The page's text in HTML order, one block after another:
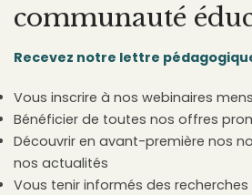
communauté
Recevez notre lettre
Vous inscrire à nos webinaires
Bénéficier de toutes nos offres
Découvrir en avant-première nos
nos actualités
Vous tenir informés des